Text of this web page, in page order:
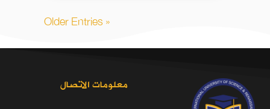
« Older Entries
معلومات الاتصال